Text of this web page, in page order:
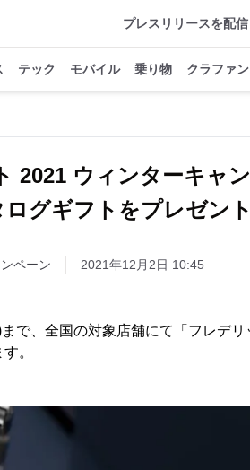
プレスリリースを配信
テック モバイル 乗り物 クラファン
2021 ウィンターキャン
グギフトをプレゼント
ペーン 2021年12月2日 10:45
で、全国の対象店舗にて「フレデリ
。